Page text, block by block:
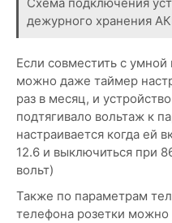
Схема подключения
дежурного хранения
Если совместить с умной
можно даже таймер
раз в месяц, и
подтягивало вольтаж к
настраивается когда ей
12.6 и выключиться при
вольт)
Также по параметрам
телефона розетки можно